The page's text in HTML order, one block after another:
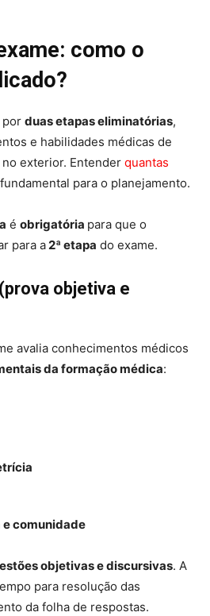
como o
por duas etapas eliminatórias,
e habilidades médicas de
exterior. Entender quantas
para o planejamento.
é obrigatória para que o
para a2ª etapa do exame.
objetiva e
avalia conhecimentos médicos
da formação médica:
comunidade
objetivas e discursivas. A
para resolução das
da folha de respostas.